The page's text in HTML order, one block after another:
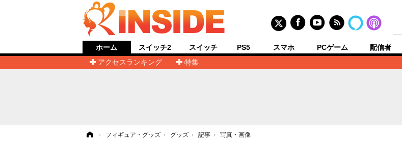
ホーム
アクセスランキング
特集
スイッチ2 スイッチ PS5 スマホ PCゲーム 配信者
› フィギュア・グッズ › グッズ › 記事 › 写真・画像